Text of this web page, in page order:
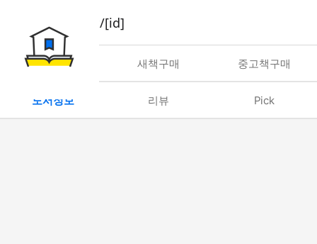
book/rent/[id]
대여 새책구매 중고책구매
도서정보 리뷰 Pick